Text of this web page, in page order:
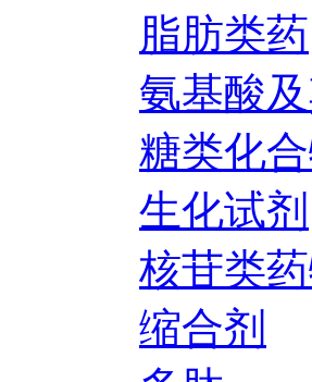
脂肪类药
氨基酸
糖类化
生化试剂
核苷类
缩合剂